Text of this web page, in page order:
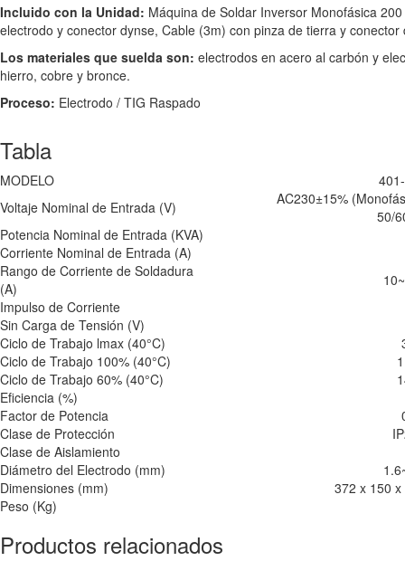
Incluido con la Unidad: Máquina de Soldar Inversor Monofásica
electrodo y conector dynse, Cable (3m) con pinza de tierra y conector
Los materiales que suelda son: electrodos en acero al carbón y
hierro, cobre y bronce.
Proceso: Electrodo / TIG Raspado
Tabla
MODELO
Voltaje Nominal de Entrada (V)
AC230±15%
50/
Potencia Nominal de Entrada (KVA)
Corriente Nominal de Entrada (A)
Rango de Corriente de Soldadura
(A)
Impulso de Corriente
Sin Carga de Tensión (V)
Ciclo de Trabajo lmax (40°C)
Ciclo de Trabajo 100% (40°C)
Ciclo de Trabajo 60% (40°C)
Eficiencia (%)
Factor de Potencia
Clase de Protección
Clase de Aislamiento
Diámetro del Electrodo (mm)
Dimensiones (mm)
372 x 150 x
Peso (Kg)
Productos relacionados